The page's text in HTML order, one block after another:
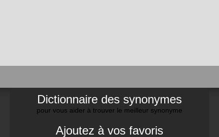
Dictionnaire des synonymes
pour vous aider à trouver le meilleur synonyme
Ajoutez à vos favoris